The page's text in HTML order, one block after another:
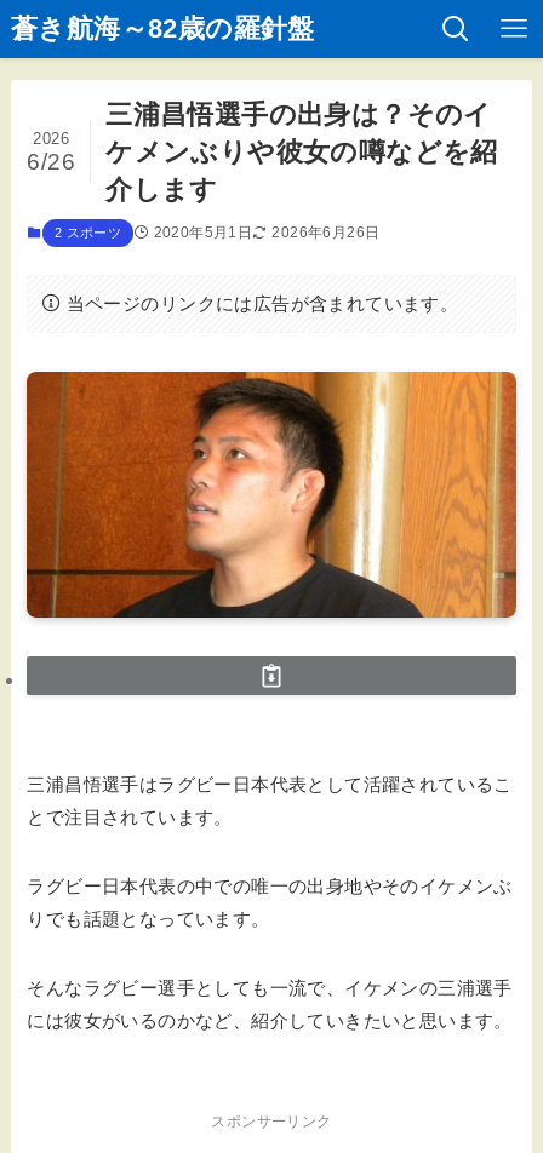
蒼き航海～82歳の羅針盤
三浦昌悟選手の出身は？そのイ
ケメンぶりや彼女の噂などを紹
介します
2026
6/26
2 スポーツ 2020年5月1日 2026年6月26日
当ページのリンクには広告が含まれています。
三浦昌悟選手はラグビー日本代表として活躍されているこ
とで注目されています。
ラグビー日本代表の中での唯一の出身地やそのイケメンぶ
りでも話題となっています。
そんなラグビー選手としても一流で、イケメンの三浦選手
には彼女がいるのかなど、紹介していきたいと思います。
スポンサーリンク